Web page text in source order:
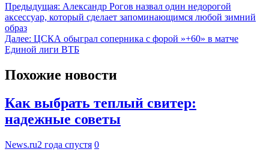
Предыдущая: Александр Рогов назвал один недорогой
аксессуар, который сделает запоминающимся любой зимний
образ
Далее: ЦСКА обыграл соперника с форой »+60» в матче
Единой лиги ВТБ
Похожие новости
Как выбрать теплый свитер:
надежные советы
News.ru2 года спустя 0